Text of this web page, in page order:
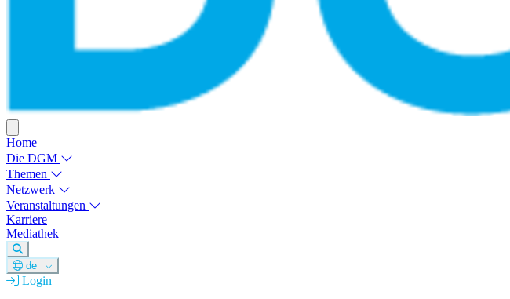
Home
Die DGM
Themen
Netzwerk
Veranstaltungen
Karriere
Mediathek
de
Login